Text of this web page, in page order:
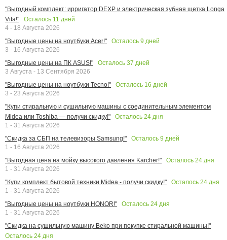
"Выгодный комплект: ирригатор DEXP и электрическая зубная щетка Longa
Vita!"
Осталось 11 дней
4 - 18 Августа 2026
"Выгодные цены на ноутбуки Acer!"
Осталось 9 дней
3 - 16 Августа 2026
"Выгодные цены на ПК ASUS!"
Осталось 37 дней
3 Августа - 13 Сентября 2026
"Выгодные цены на ноутбуки Tecno!"
Осталось 16 дней
3 - 23 Августа 2026
"Купи стиральную и сушильную машины с соединительным элементом
Midea или Toshiba — получи скидку!"
Осталось 24 дня
1 - 31 Августа 2026
"Скидка за СБП на телевизоры Samsung!"
Осталось 9 дней
1 - 16 Августа 2026
"Выгодная цена на мойку высокого давления Karcher!"
Осталось 24 дня
1 - 31 Августа 2026
"Купи комплект бытовой техники Midea - получи скидку!"
Осталось 24 дня
1 - 31 Августа 2026
"Выгодные цены на ноутбуки HONOR!"
Осталось 24 дня
1 - 31 Августа 2026
"Скидка на сушильную машину Beko при покупке стиральной машины!"
Осталось 24 дня